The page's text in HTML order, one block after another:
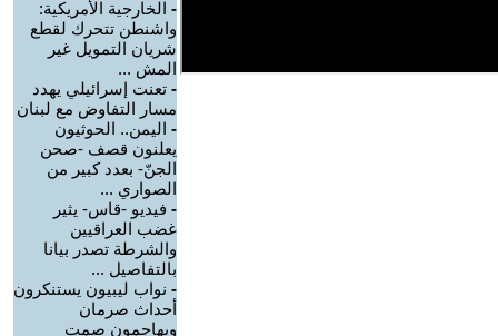
- الخارجية الأمريكية:
واشنطن تتحرك لقطع
شريان التمويل غير
المش ...
- تعنت إسرائيلي يهدد
مسار التفاوض مع لبنان
- اليمن.. الحوثيون
يعلنون قصف -صحن
الجنّ- بعدد كبير من
الصواري ...
- فيديو -قاس- يثير
غضب العراقيين
والشرطة تصدر بيانا
بالتفاصيل ...
- نواب ليبيون يستنكرون
أحداث صرمان
ويهاجمون صمت